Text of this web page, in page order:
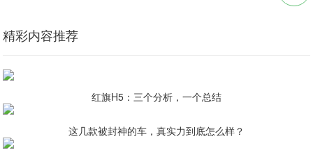
精彩内容推荐
红旗H5：三个分析，一个总结
这几款被封神的车，真实力到底怎么样？